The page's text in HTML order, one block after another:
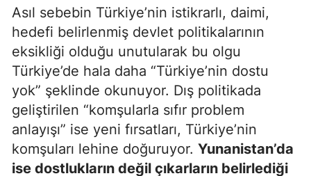
Asıl sebebin Türkiye’nin istikrarlı, daimi,
hedefi belirlenmiş devlet politikalarının
eksikliği olduğu unutularak bu olgu
Türkiye’de hala daha “Türkiye’nin dostu
yok” şeklinde okunuyor. Dış politikada
geliştirilen “komşularla sıfır problem
anlayışı” ise yeni fırsatları, Türkiye’nin
komşuları lehine doğuruyor. Yunanistan’da
ise dostlukların değil çıkarların belirlediği